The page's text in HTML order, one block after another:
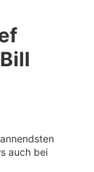
auch bei